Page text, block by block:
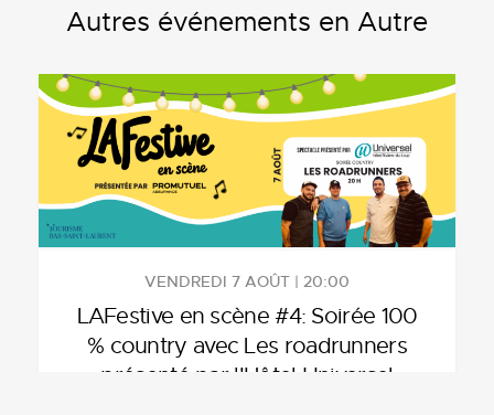
Autres événements en Autre
VENDREDI 7 AOÛT | 20:00
LAFestive en scène #4: Soirée 100
% country avec Les roadrunners
présenté par l'Hôtel Universel